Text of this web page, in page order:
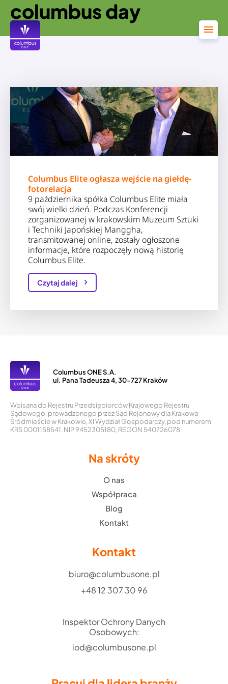
treści
columbus day
Columbus Elite ogłasza wejście na giełdę-
fotorelacja
9 października spółka Columbus Elite miała
swój wielki dzień. Podczas Konferencji
zorganizowanej w krakowskim Muzeum Sztuki
i Techniki Japońskiej Manggha,
transmitowanej online, zostały ogłoszone
informacje, które rozpoczęły nową historię
Columbus Elite.
Czytaj dalej
Columbus ONE S.A.
ul. Pana Tadeusza 4, 30-727 Kraków
Wpisana do Rejestru Przedsiębiorców Krajowego Rejestru
Sądowego, prowadzonego przez Sąd Rejonowy dla Krakowa-
Śródmieście w Krakowie, XI Wydział Gospodarczy, pod numerem
KRS 0001158541, NIP 9452305180, REGON 540726078
Na skróty
O nas
Współpraca
Blog
Kontakt
Kontakt
biuro@columbusone.pl
+48 12 307 30 96
Inspektor Ochrony Danych
Osobowych:
iod@columbusone.pl